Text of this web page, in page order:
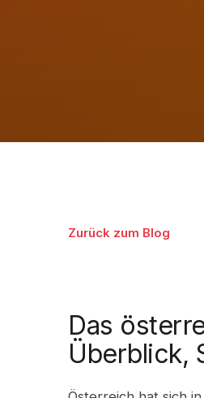
Zurück zum Blog
Das
Überblick,